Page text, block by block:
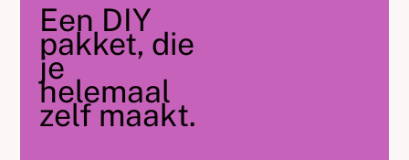
Een DIY
pakket, die
je
helemaal
zelf maakt.